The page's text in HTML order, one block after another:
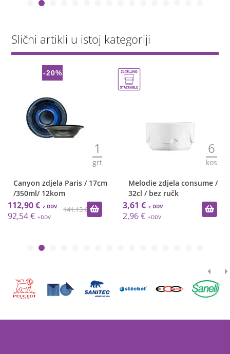
Slični artikli u istoj kategoriji
-20%
1
grt
Canyon zdjela Paris / 17cm
/350ml/ 12kom
141,13 €
112,90 €
92,54 €
6
kos
Melodie zdjela consume /
32cl / bez ručk
3,61 €
2,96 €